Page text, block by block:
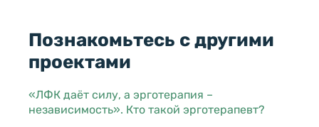
Познакомьтесь с другими
проектами
«ЛФК даёт силу, а эрготерапия –
независимость». Кто такой эрготерапевт?